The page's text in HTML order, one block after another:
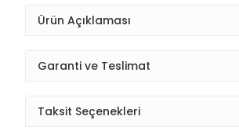
Ürün Açıklaması
Garanti ve Teslimat
Taksit Seçenekleri